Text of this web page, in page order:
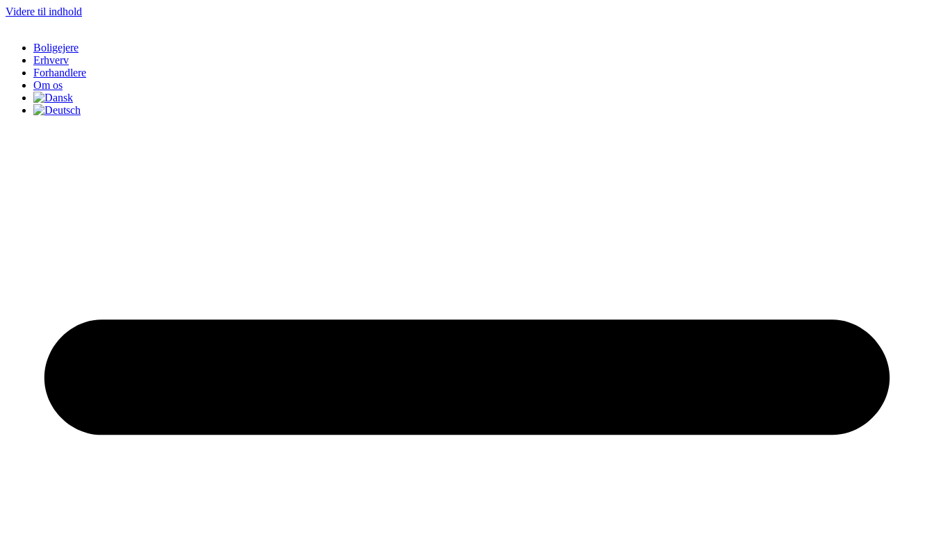
Videre til indhold
Boligejere
Erhverv
Forhandlere
Om os